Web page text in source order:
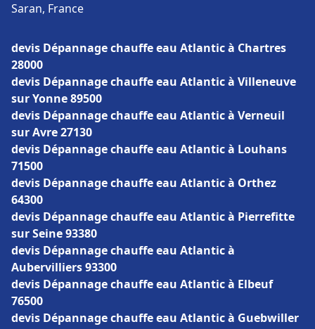
Saran, France
devis Dépannage chauffe eau Atlantic à Chartres
28000
devis Dépannage chauffe eau Atlantic à Villeneuve
sur Yonne 89500
devis Dépannage chauffe eau Atlantic à Verneuil
sur Avre 27130
devis Dépannage chauffe eau Atlantic à Louhans
71500
devis Dépannage chauffe eau Atlantic à Orthez
64300
devis Dépannage chauffe eau Atlantic à Pierrefitte
sur Seine 93380
devis Dépannage chauffe eau Atlantic à
Aubervilliers 93300
devis Dépannage chauffe eau Atlantic à Elbeuf
76500
devis Dépannage chauffe eau Atlantic à Guebwiller